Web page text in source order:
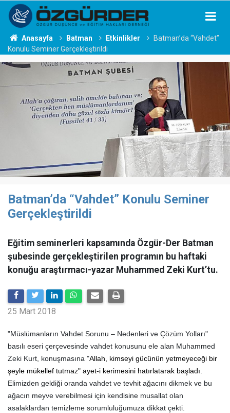
Anasayfa Batman Etkinlikler
Batman’da “Vahdet”
Konulu Seminer Gerçekleştirildi
Batman’da “Vahdet” Konulu Seminer
Gerçekleştirildi
Eğitim seminerleri kapsamında Özgür-Der Batman
şubesinde gerçekleştirilen programın bu haftaki
konuğu araştırmacı-yazar Muhammed Zeki Kurt’tu.
25 Mart 2018
"Müslümanların Vahdet Sorunu – Nedenleri ve Çözüm Yolları"
basılı eseri çerçevesinde vahdet konusunu ele alan Muhammed
Zeki Kurt, konuşmasına "Allah, kimseyi gücünün yetmeyeceği bir
şeyle mükellef tutmaz" ayet-i kerimesini hatırlatarak başladı.
Elimizden geldiği oranda vahdet ve tevhit ağacını dikmek ve bu
ağacın meyve verebilmesi için kendisine musallat olan
asalaklardan temizleme sorumluluğumuza dikkat çekti.